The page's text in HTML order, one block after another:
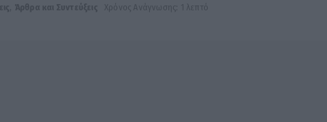
Άρθρα και Συντεύξεις Χρόνος Ανάγνωσης: 1 λεπτό